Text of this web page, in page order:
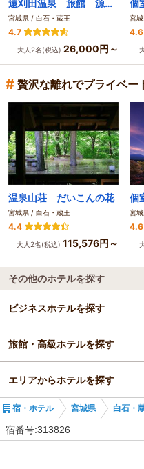
遠刈田温泉 旅館 源兵衛
宮城県 / 白石・蔵王
4.7
大人2名(税込) 26,000円～
宮
4.6
# 贅沢な離れでプライベー
温泉山荘 だいこんの花
宮城県 / 白石・蔵王
4.4
大人2名(税込) 115,576円～
宮
4.6
その他のホテルを探す
ビジネスホテルを探す
宮城県
白石・蔵王
白石・蔵王・遠刈田
旅館・高級ホテルを探す
宮城県
エリアからホテルを探す
宮城県
宿・ホテル 宮城県 白石・
宿番号:313826